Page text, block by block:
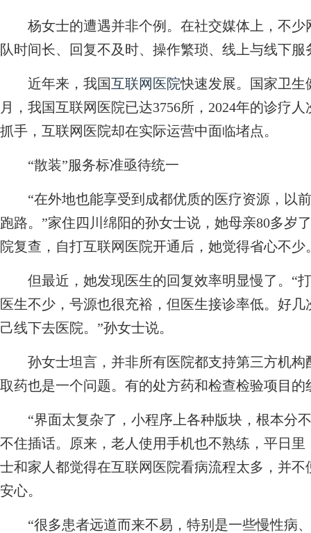
杨女士的遭遇并非个例。在社交媒体上，不少
队时间长、回复不及时、操作繁琐、线上与线下服
近年来，我国互联网医院快速发展。国家卫生
月，我国互联网医院已达3756所，2024年的诊疗
抓手，互联网医院却在实际运营中面临堵点。
“散装”服务标准亟待统一
“在外地也能享受到成都优质的医疗资源，以
跑路。”家住四川绵阳的孙女士说，她母亲80多岁
院复查，自打互联网医院开通后，她觉得省心不少
但最近，她发现医生的回复效率明显慢了。“
医生不少，号源也很充裕，但医生接诊率低。好
己线下去医院。”孙女士说。
孙女士坦言，并非所有医院都支持第三方机构
取药也是一个问题。有的处方药和检查检验项目
“界面太复杂了，小程序上各种版块，根本分不
不住插话。原来，老人使用手机也不熟练，平日
士和家人都觉得在互联网医院看病流程太多，并
安心。
“很多患者远道而来不易，特别是一些慢性病